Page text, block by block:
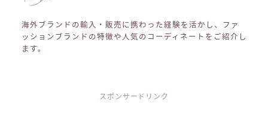
海外ブランドの輸入・販売に携わった経験を活かし、ファ
ッションブランドの特徴や人気のコーディネートをご紹介し
ます。
スポンサードリンク